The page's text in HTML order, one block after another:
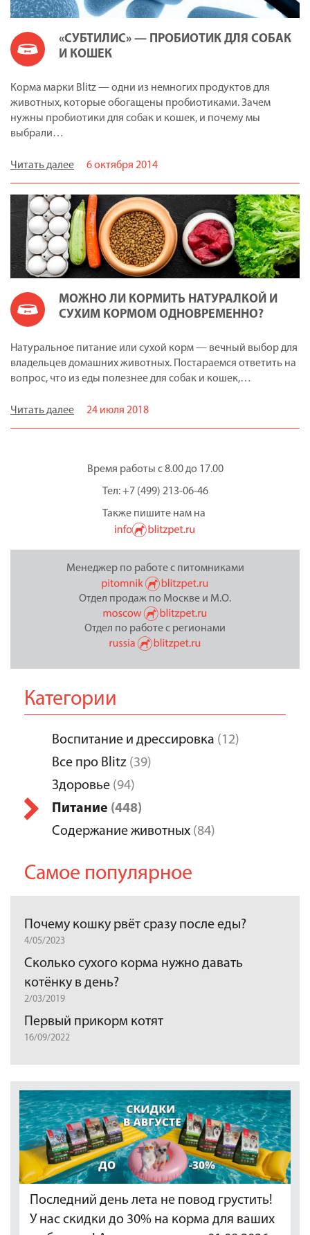
«СУБТИЛИС» — ПРОБИОТИК ДЛЯ СОБАК
И КОШЕК
Корма марки Blitz — одни из немногих продуктов для
животных, которые обогащены пробиотиками. Зачем
нужны пробиотики для собак и кошек, и почему мы
выбрали…
Читать далее 6 октября 2014
МОЖНО ЛИ КОРМИТЬ НАТУРАЛКОЙ И
СУХИМ КОРМОМ ОДНОВРЕМЕННО?
Натуральное питание или сухой корм — вечный выбор для
владельцев домашних животных. Постараемся ответить на
вопрос, что из еды полезнее для собак и кошек,…
Читать далее 24 июля 2018
Время работы с 8.00 до 17.00
Тел: +7 (499) 213-06-46
Также пишите нам на
Менеджер по работе с питомниками
Отдел продаж по Москве и М.О.
Отдел по работе с регионами
Категории
Воспитание и дрессировка (12)
Все про Blitz (39)
Здоровье (94)
Питание (448)
Содержание животных (84)
Самое популярное
Почему кошку рвёт сразу после еды?
4/05/2023
Сколько сухого корма нужно давать
котёнку в день?
2/03/2019
Первый прикорм котят
16/09/2022
Последний день лета не повод грустить!
У нас скидки до 30% на корма для ваших